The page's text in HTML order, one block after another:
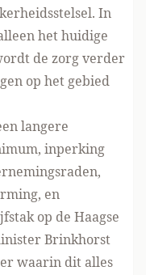
In
het huidige
de zorg verder
op het gebied
langere
inperking
en
op de Haagse
Brinkhorst
waarin dit alles